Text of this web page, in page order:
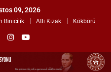
09, 2026
Binicilik Atlı Kızak Kökbörü